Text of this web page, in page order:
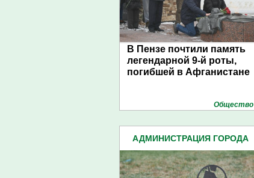
В Пензе почтили память
легендарной 9-й роты,
погибшей в Афганистане
Общество
АДМИНИСТРАЦИЯ ГОРОДА